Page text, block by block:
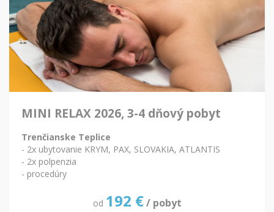
MINI RELAX 2026, 3-4 dňový pobyt
Trenčianske Teplice
- 2x ubytovanie KRYM, PAX, SLOVAKIA, ATLANTIS
- 2x polpenzia
- procedúry
od 192 € / pobyt